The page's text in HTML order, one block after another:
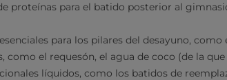
proteínas para el batido posterior al
para los pilares del desayuno,
como el requesón, el agua de coco (de la
líquidos, como los batidos de